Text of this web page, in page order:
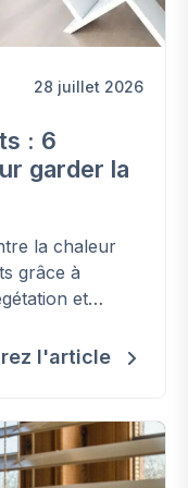
28 juillet 2026
: 6
garder la
la chaleur
grâce à
et
l'article